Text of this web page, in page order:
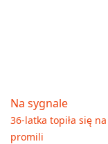
Na sygnale
36-latka topiła się
promili